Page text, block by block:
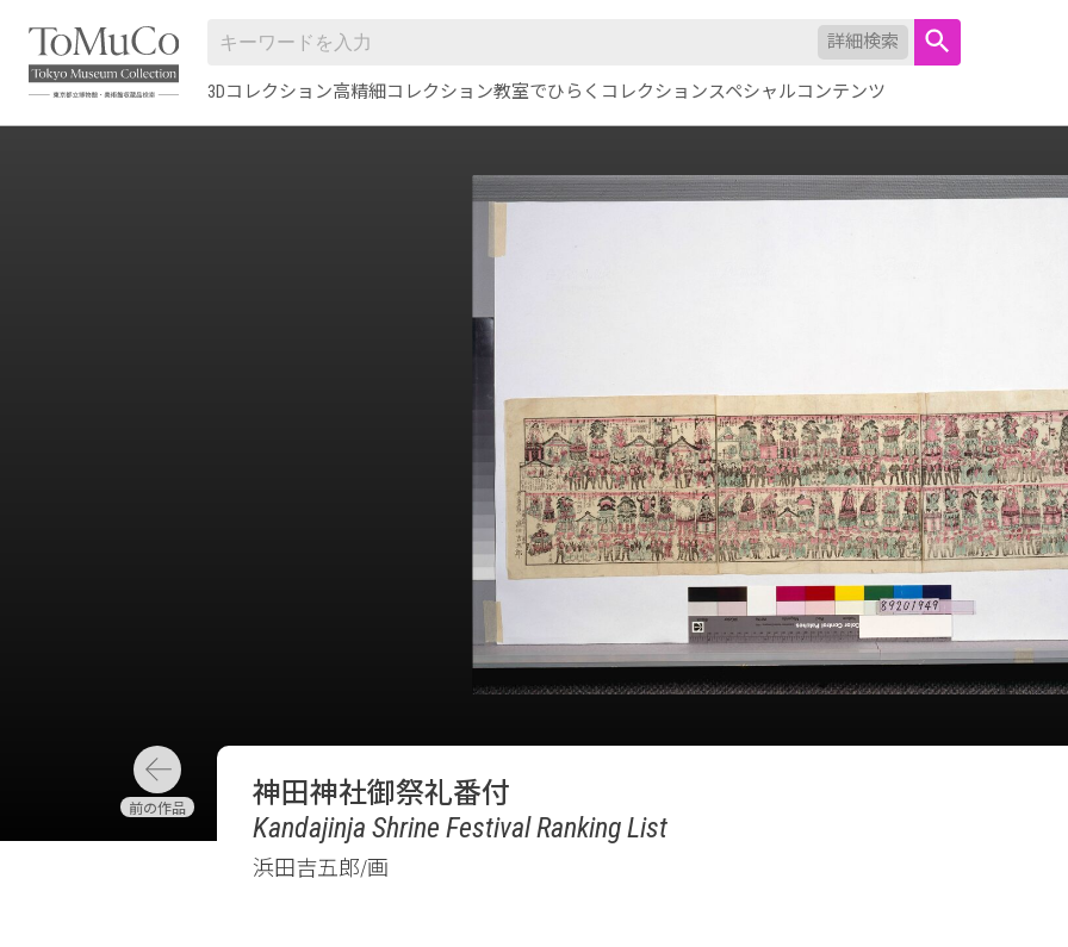
詳細検索
3Dコレクション高精細コレクション教室でひらくコレクションスペシャルコンテンツ
神田神社御祭礼番付
Kandajinja Shrine Festival Ranking List
浜田吉五郎/画